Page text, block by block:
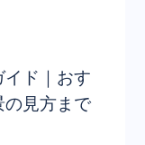
ド｜おす
の見方まで